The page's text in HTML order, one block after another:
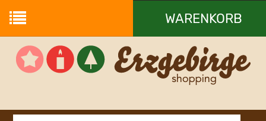
WARENKORB
Ihr Warenkorb ist leer.